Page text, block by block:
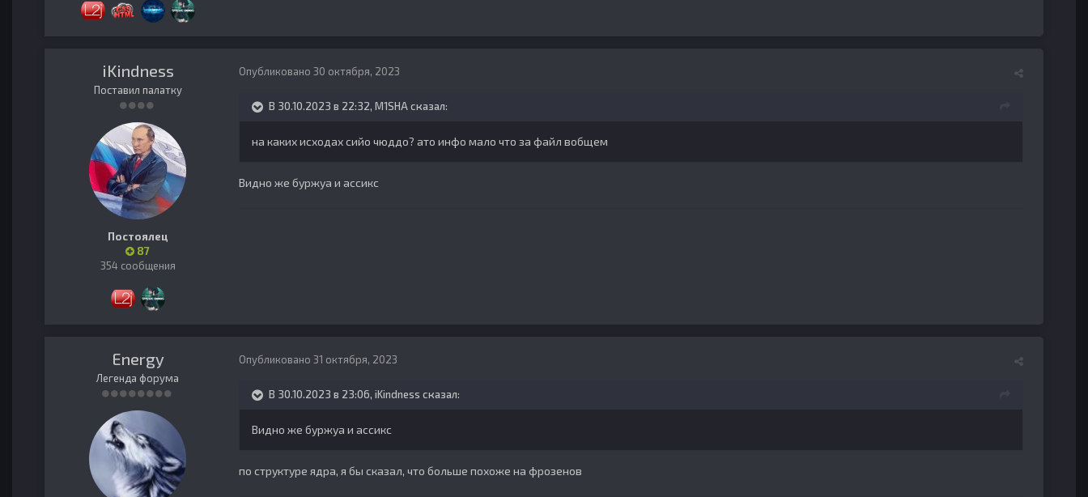
iKindness
Поставил палатку
Постоялец
87
354 сообщения
Опубликовано 30 октября, 2023
В 30.10.2023 в 22:32, M1SHAсказал:
на каких исходах сийо чюддо? ато инфо мало что за файл вобщем
Видно же буржуа и ассикс
Energy
Легенда форума
Опубликовано 31 октября, 2023
В 30.10.2023 в 23:06, iKindness сказал:
Видно же буржуа и ассикс
по структуре ядра, я бы сказал, что больше похоже на фрозенов